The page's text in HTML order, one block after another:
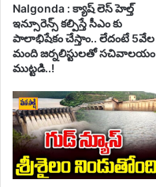
Nalgonda : క్యాష్ లెస్ హెల్త్
ఇన్సూరెన్స్ కల్పిస్తే సీఎం కు
పాలాభిషేకం చేస్తాం.. లేదంటే 5వేల
మంది జర్నలిస్టులతో సచివాలయం
ముట్టడి..!